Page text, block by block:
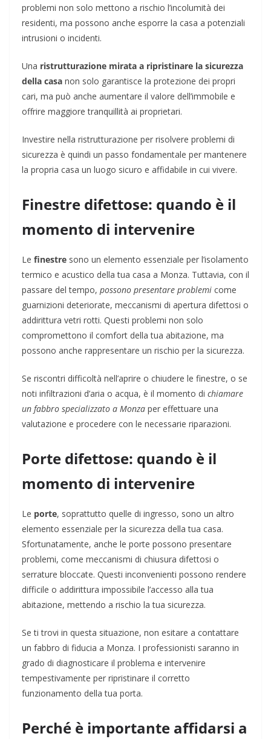
problemi non solo mettono a rischio l’incolumità dei
residenti, ma possono anche esporre la casa a potenziali
intrusioni o incidenti.
Una ristrutturazione mirata a ripristinare la sicurezza
della casa non solo garantisce la protezione dei propri
cari, ma può anche aumentare il valore dell’immobile e
offrire maggiore tranquillità ai proprietari.
Investire nella ristrutturazione per risolvere problemi di
sicurezza è quindi un passo fondamentale per mantenere
la propria casa un luogo sicuro e affidabile in cui vivere.
Finestre difettose: quando è il
momento di intervenire
Le finestre sono un elemento essenziale per l’isolamento
termico e acustico della tua casa a Monza. Tuttavia, con il
passare del tempo, possono presentare problemi come
guarnizioni deteriorate, meccanismi di apertura difettosi o
addirittura vetri rotti. Questi problemi non solo
compromettono il comfort della tua abitazione, ma
possono anche rappresentare un rischio per la sicurezza.
Se riscontri difficoltà nell’aprire o chiudere le finestre, o se
noti infiltrazioni d’aria o acqua, è il momento di chiamare
un fabbro specializzato a Monza per effettuare una
valutazione e procedere con le necessarie riparazioni.
Porte difettose: quando è il
momento di intervenire
Le porte, soprattutto quelle di ingresso, sono un altro
elemento essenziale per la sicurezza della tua casa.
Sfortunatamente, anche le porte possono presentare
problemi, come meccanismi di chiusura difettosi o
serrature bloccate. Questi inconvenienti possono rendere
difficile o addirittura impossibile l’accesso alla tua
abitazione, mettendo a rischio la tua sicurezza.
Se ti trovi in questa situazione, non esitare a contattare
un fabbro di fiducia a Monza. I professionisti saranno in
grado di diagnosticare il problema e intervenire
tempestivamente per ripristinare il corretto
funzionamento della tua porta.
Perché è importante affidarsi a